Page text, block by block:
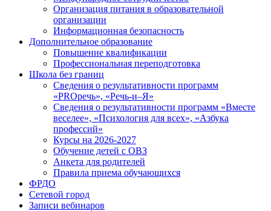
Организация питания в образовательной
организации
Информационная безопасность
Дополнительное образование
Повышение квалификации
Профессиональная переподготовка
Школа без границ
Сведения о результативности программ
«PROречь», «Речь-и–Я»
Сведения о результативности программ «Вместе
веселее», «Психология для всех», «Азбука
профессий»
Курсы на 2026-2027
Обучение детей с ОВЗ
Анкета для родителей
Правила приема обучающихся
ФРДО
Сетевой город
Записи вебинаров